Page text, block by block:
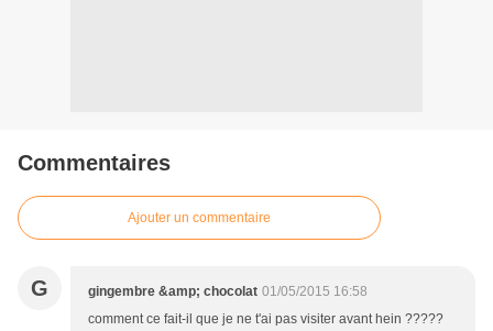
Commentaires
Ajouter un commentaire
G gingembre &amp; chocolat 01/05/2015 16:58
comment ce fait-il que je ne t'ai pas visiter avant hein ?????